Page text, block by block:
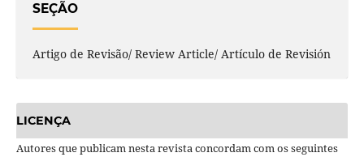
SEÇÃO
Artigo de Revisão/ Review Article/ Artículo de Revisión
LICENÇA
Autores que publicam nesta revista concordam com os seguintes